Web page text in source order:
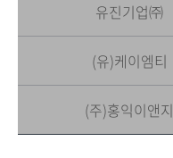
유진기업㈜
(유)케이엠티
(주)홍익이앤지